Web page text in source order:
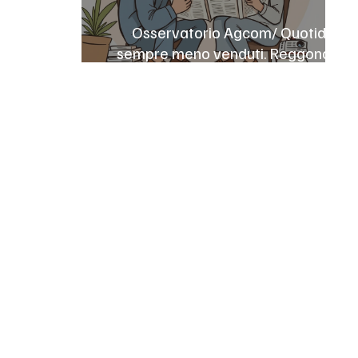
Osservatorio Agcom/ Quotidiani
sempre meno venduti. Reggono gli